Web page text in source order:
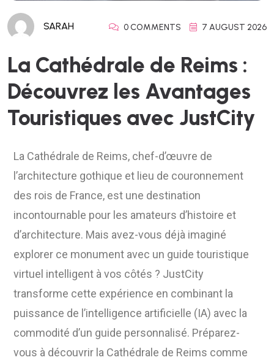
SARAH 0 COMMENTS 7 AUGUST 2026
La Cathédrale de Reims :
Découvrez les Avantages
Touristiques avec JustCity
La Cathédrale de Reims, chef-d’œuvre de
l’architecture gothique et lieu de couronnement
des rois de France, est une destination
incontournable pour les amateurs d’histoire et
d’architecture. Mais avez-vous déjà imaginé
explorer ce monument avec un guide touristique
virtuel intelligent à vos côtés ? JustCity
transforme cette expérience en combinant la
puissance de l’intelligence artificielle (IA) avec la
commodité d’un guide personnalisé. Préparez-
vous à découvrir la Cathédrale de Reims comme